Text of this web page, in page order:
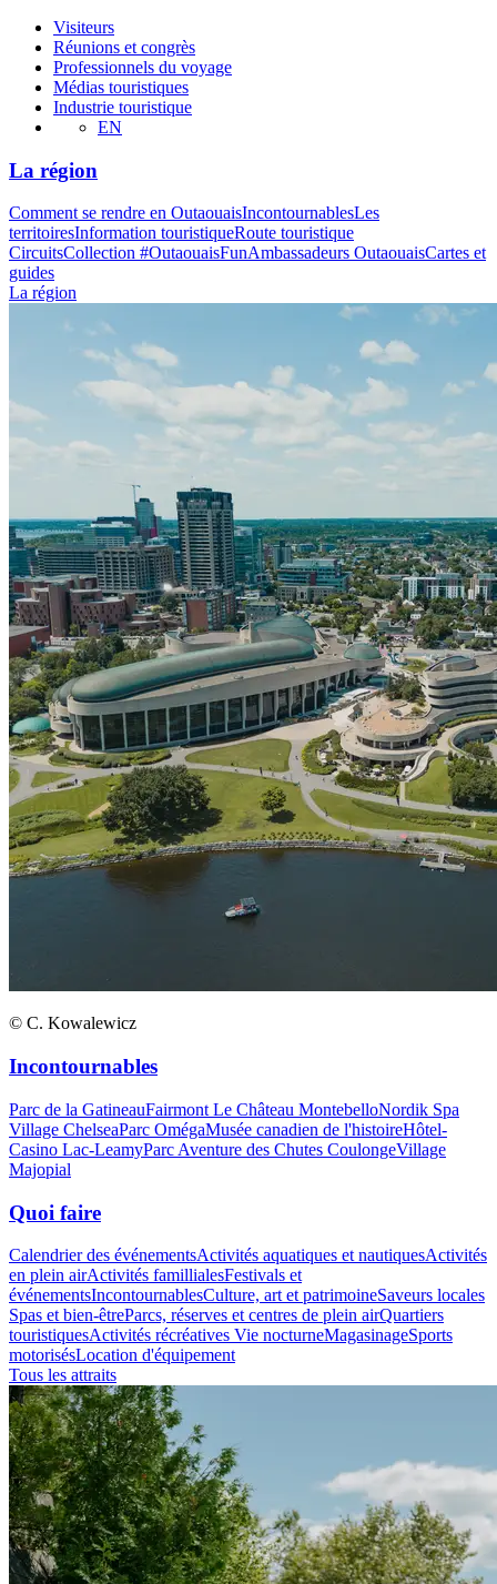
Visiteurs
Réunions et congrès
Professionnels du voyage
Médias touristiques
Industrie touristique
EN
La région
Comment se rendre en OutaouaisIncontournablesLes
territoiresInformation touristiqueRoute touristique
CircuitsCollection #OutaouaisFunAmbassadeurs OutaouaisCartes et
guides
La région
© C. Kowalewicz
Incontournables
Parc de la GatineauFairmont Le Château MontebelloNordik Spa
Village ChelseaParc OmégaMusée canadien de l'histoireHôtel-
Casino Lac-LeamyParc Aventure des Chutes CoulongeVillage
Majopial
Quoi faire
Calendrier des événementsActivités aquatiques et nautiquesActivités
en plein airActivités famillialesFestivals et
événementsIncontournablesCulture, art et patrimoineSaveurs locales
Spas et bien-êtreParcs, réserves et centres de plein airQuartiers
touristiquesActivités récréatives Vie nocturneMagasinageSports
motorisésLocation d'équipement
Tous les attraits